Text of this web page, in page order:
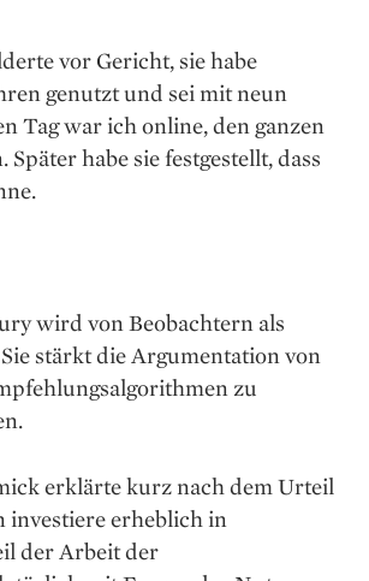
vor Gericht, sie habe
genutzt und sei mit neun
Tag war ich online, den ganzen
habe sie festgestellt, dass
wird von Beobachtern als
stärkt die Argumentation von
zu
erklärte kurz nach dem Urteil
investiere erheblich in
der Arbeit der